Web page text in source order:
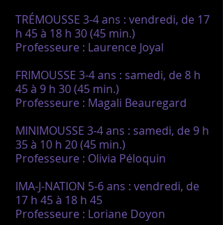
TRÉMOUSSE 3-4 ans : vendredi, de 17
h 45 à 18 h 30 (45 min.)
Professeure : Laurence Joyal
FRIMOUSSE 3-4 ans : samedi, de 8 h
45 à 9 h 30 (45 min.)
Professeure : Magali Beauregard
MINIMOUSSE 3-4 ans : samedi, de 9 h
35 à 10 h 20 (45 min.)
Professeure : Olivia Péloquin
IMA-J-NATION 5-6 ans : vendredi, de
17 h 45 à 18 h 45
Professeure : Loriane Doyon